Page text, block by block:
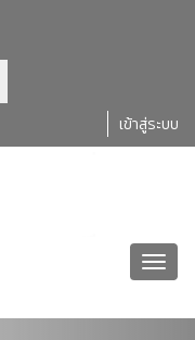
เข้าสู่ระบบ